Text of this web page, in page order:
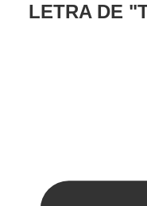
LETRA DE "